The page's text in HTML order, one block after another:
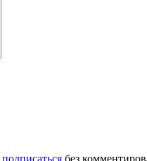
подписаться без